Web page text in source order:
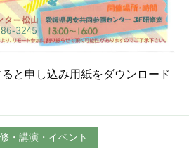
と申し込み用紙をダウンロード
・講演・イベント